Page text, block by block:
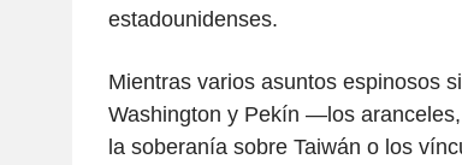
estadounidenses.
Mientras varios asuntos espinosos
Washington y Pekín —los
la soberanía sobre Taiwán o los